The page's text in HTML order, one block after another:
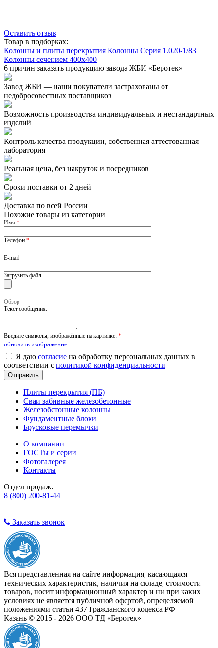
Оставить отзыв
Товар в подборках:
Колонны и плиты перекрытия Колонны Серия 1.020-1/83
Колонны сечением 400х400
6 причин заказать продукцию завода ЖБИ «Беротек»
Завод ЖБИ — наши покупатели застрахованы от
недобросовестных поставщиков
Возможность производства индивидуальных и нестандартных
изделий
Контроль качества продукции, собственная аттестованная
лаборатория
Реальная цена, без накруток и посредников
Сроки поставки от 2 дней
Доставка по всей России
Похожие товары из категории
Имя *
Телефон *
E-mail
Загрузить файл
Обзор
Текст сообщения:
Введите символы, изображённые на картинке: *
обновить изображение
Я даю согласие на обработку персональных данных в
соответствии с политикой конфиденциальности
Плиты перекрытия (ПБ)
Сваи забивные железобетонные
Железобетонные колонны
Фундаментные блоки
Брусковые перемычки
О компании
ГОСТы и серии
Фотогалерея
Контакты
Отдел продаж:
8 (800) 200-81-44
Заказать звонок
Вся представленная на сайте информация, касающаяся
технических характеристик, наличия на складе, стоимости
товаров, носит информационный характер и ни при каких
условиях не является публичной офертой, определяемой
положениями статьи 437 Гражданского кодекса РФ
Казань © 2015 - 2026 ООО ТД «Беротек»